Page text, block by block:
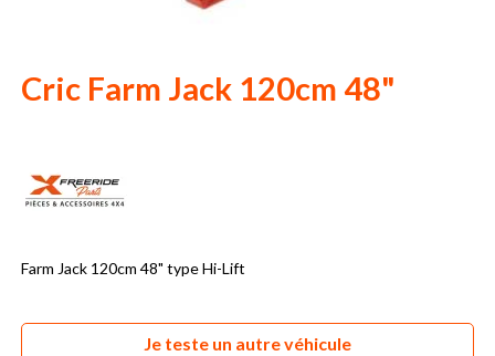
Cric Farm Jack 120cm 48"
Farm Jack 120cm 48" type Hi-Lift
Je teste un autre véhicule